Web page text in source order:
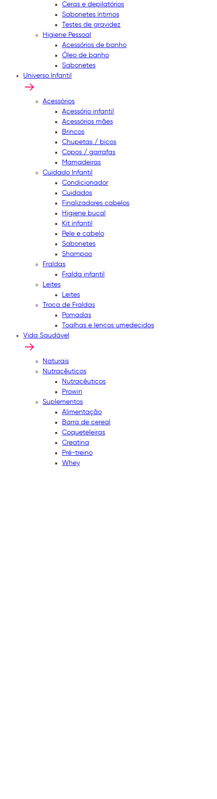
Ceras e depilatórios
Sabonetes íntimos
Testes de gravidez
Higiene Pessoal
Acessórios de banho
Óleo de banho
Sabonetes
Universo Infantil
Acessórios
Acessório infantil
Acessórios mães
Brincos
Chupetas / bicos
Copos / garrafas
Mamadeiras
Cuidado Infantil
Condicionador
Cuidados
Finalizadores cabelos
Higiene bucal
Kit infantil
Pele e cabelo
Sabonetes
Shampoo
Fraldas
Fralda infantil
Leites
Leites
Troca de Fraldas
Pomadas
Toalhas e lenços umedecidos
Vida Saudável
Naturais
Nutracêuticos
Nutracêuticos
Prowin
Suplementos
Alimentação
Barra de cereal
Coqueteleiras
Creatina
Pré-treino
Whey